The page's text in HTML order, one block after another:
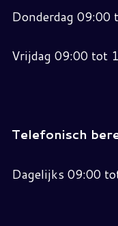
Donderdag 09:00
Vrijdag 09:00 tot
Telefonisch
Dagelijks 09:00